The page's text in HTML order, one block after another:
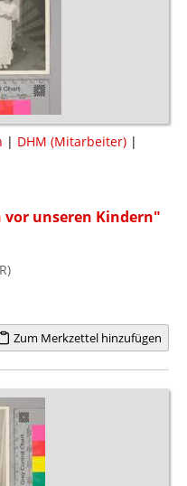
| DHM (Mitarbeiter) |
unseren Kindern"
Zum Merkzettel hinzufügen